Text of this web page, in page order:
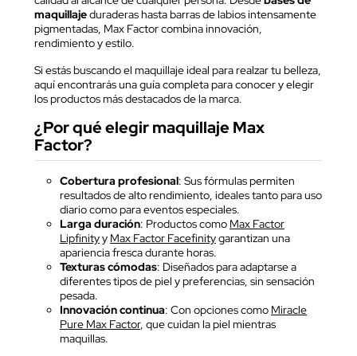
maquillajeduraderas hasta barras de labios intensamente
pigmentadas, Max Factor combina innovación,
rendimiento y estilo.
Si estás buscando el maquillaje ideal para realzar tu belleza,
aquí encontrarás una guía completa para conocer y elegir
los productos más destacados de la marca.
¿Por qué elegir maquillaje Max
Factor?
Cobertura profesional: Sus fórmulas permiten
resultados de alto rendimiento, ideales tanto para uso
diario como para eventos especiales.
Larga duración: Productos como Max Factor
Lipfinityy Max Factor Facefinitygarantizan una
apariencia fresca durante horas.
Texturas cómodas: Diseñados para adaptarse a
diferentes tipos de piel y preferencias, sin sensación
pesada.
Innovación continua: Con opciones como Miracle
Pure Max Factor, que cuidan la piel mientras
maquillas.